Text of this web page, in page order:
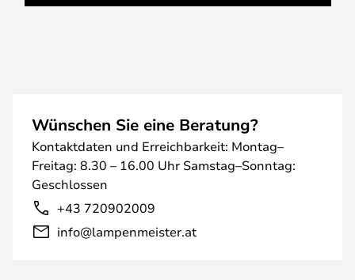
Wünschen Sie eine Beratung?
Kontaktdaten und Erreichbarkeit: Montag–
Freitag: 8.30 – 16.00 Uhr Samstag–Sonntag:
Geschlossen
+43 720902009
info@lampenmeister.at